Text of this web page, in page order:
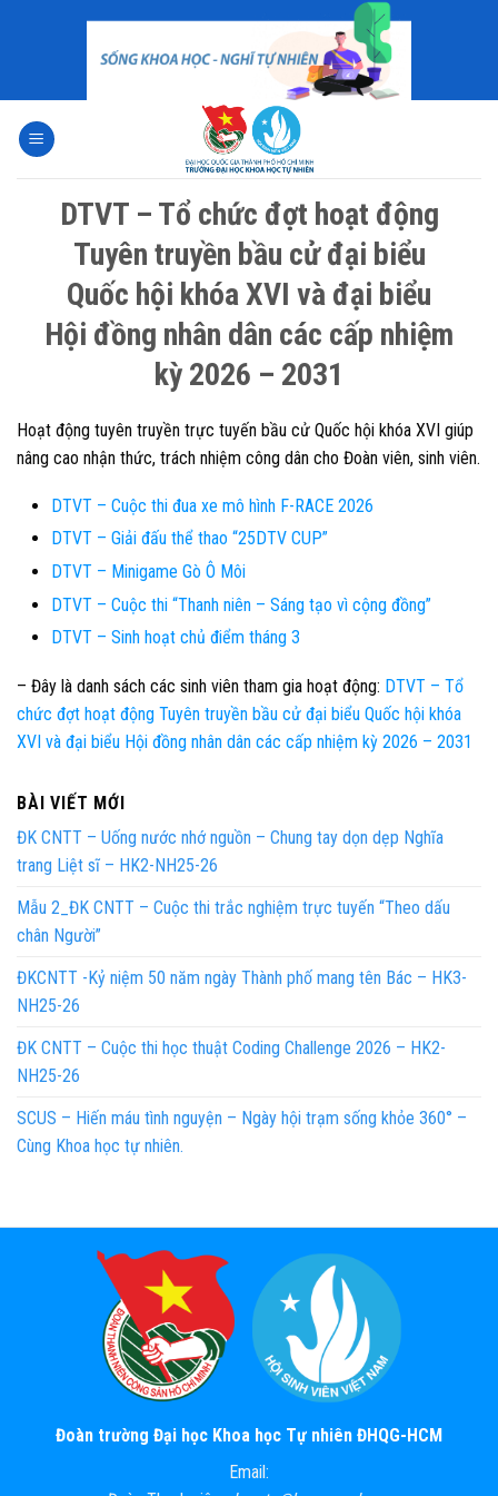
DTVT – Tổ chức đợt hoạt động
Tuyên truyền bầu cử đại biểu
Quốc hội khóa XVI và đại biểu
Hội đồng nhân dân các cấp nhiệm
kỳ 2026 – 2031
Hoạt động tuyên truyền trực tuyến bầu cử Quốc hội khóa XVI giúp
nâng cao nhận thức, trách nhiệm công dân cho Đoàn viên, sinh viên.
DTVT – Cuộc thi đua xe mô hình F-RACE 2026
DTVT – Giải đấu thể thao “25DTV CUP”
DTVT – Minigame Gò Ô Môi
DTVT – Cuộc thi “Thanh niên – Sáng tạo vì cộng đồng”
DTVT – Sinh hoạt chủ điểm tháng 3
– Đây là danh sách các sinh viên tham gia hoạt động: DTVT – Tổ
chức đợt hoạt động Tuyên truyền bầu cử đại biểu Quốc hội khóa
XVI và đại biểu Hội đồng nhân dân các cấp nhiệm kỳ 2026 – 2031
BÀI VIẾT MỚI
ĐK CNTT – Uống nước nhớ nguồn – Chung tay dọn dẹp Nghĩa
trang Liệt sĩ – HK2-NH25-26
Mẫu 2_ĐK CNTT – Cuộc thi trắc nghiệm trực tuyến “Theo dấu
chân Người”
ĐKCNTT -Kỷ niệm 50 năm ngày Thành phố mang tên Bác – HK3-
NH25-26
ĐK CNTT – Cuộc thi học thuật Coding Challenge 2026 – HK2-
NH25-26
SCUS – Hiến máu tình nguyện – Ngày hội trạm sống khỏe 360° –
Cùng Khoa học tự nhiên.
Đoàn trường Đại học Khoa học Tự nhiên ĐHQG-HCM
Email: